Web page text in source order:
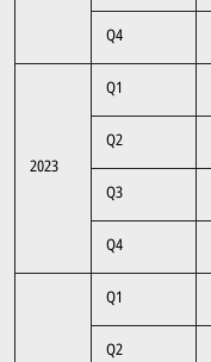
Q4
2023
Q1
Q2
Q3
Q4
Q1
Q2